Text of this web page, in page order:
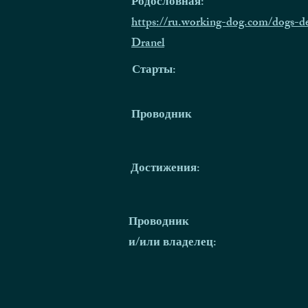
https://ru.working-dog.com/dogs-
Dranel
Старты:
Проводник
Достижения:
Проводник
и/или владелец: